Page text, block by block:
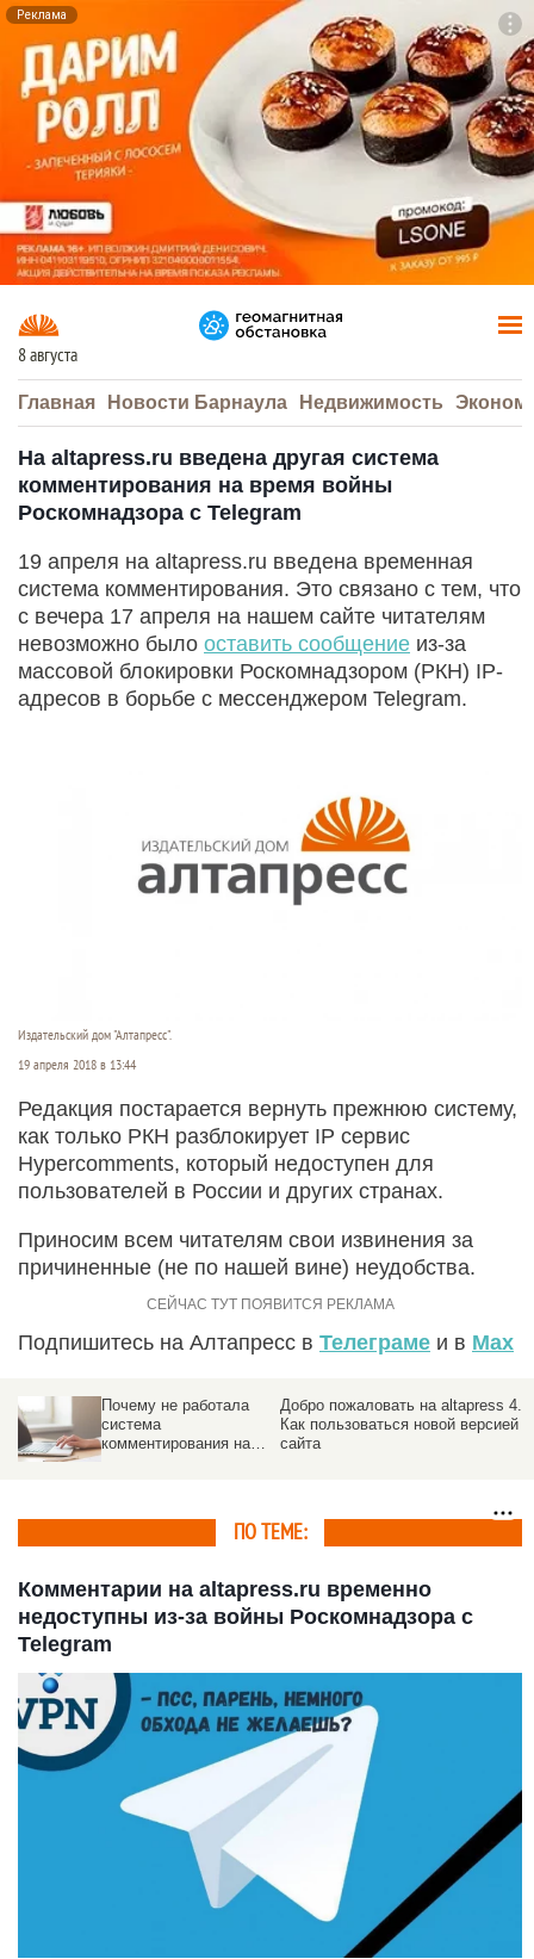
Реклама
8 августа
Главная Новости Барнаула Недвижимость
На altapress.ru введена другая система
комментирования на время войны
Роскомнадзора с Telegram
19 апреля на altapress.ru введена временная
система комментирования. Это связано с тем, что
с вечера 17 апреля на нашем сайте читателям
невозможно было оставить сообщение из-за
массовой блокировки Роскомнадзором (РКН) IP-
адресов в борьбе с мессенджером Telegram.
Издательский дом "Алтапресс".
19 апреля 2018 в 13:44
Редакция постарается вернуть прежнюю систему,
как только РКН разблокирует IP сервис
Hypercomments, который недоступен для
пользователей в России и других странах.
Приносим всем читателям свои извинения за
причиненные (не по нашей вине) неудобства.
Подпишитесь на Алтапресс в Телеграме и в Max
Почему не работала
система
комментирования на
Добро пожаловать на altapress 4.0.
Как пользоваться новой версией
сайта
ПО ТЕМЕ:
Комментарии на altapress.ru временно
недоступны из-за войны Роскомнадзора с
Telegram